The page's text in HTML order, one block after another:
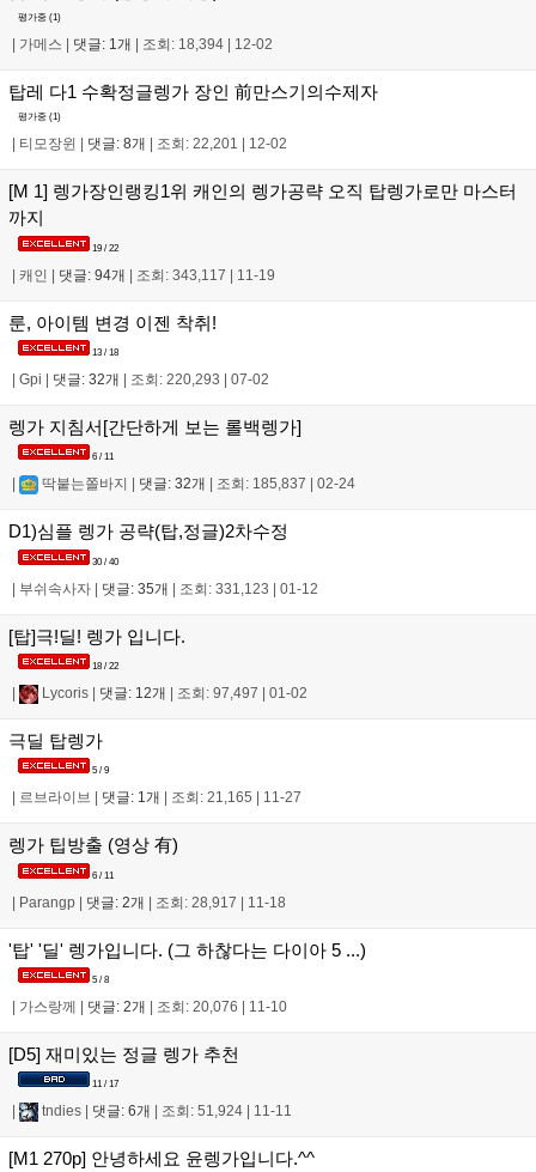
평가중 (1)
| 가메스 | 댓글: 1개 | 조회: 18,394 | 12-02
탑레 다1 수확정글렝가 장인 前만스기의수제자
평가중 (1)
티모장윈 댓글: 8개 조회: 22,201 12-02
[M 1] 렝가장인랭킹1위 캐인의 렝가공략 오직 탑렝가로만 마스터
까지
19 / 22
| 캐인 | 댓글: 94개 | 조회: 343,117 | 11-19
룬, 아이템 변경 이젠 착취!
13 / 18
| Gpi | 댓글: 32개 | 조회: 220,293 | 07-02
렝가 지침서[간단하게 보는 롤백렝가]
6 / 11
딱붙는쫄바지 댓글: 32개 조회: 185,837 02-24
D1)심플 렝가 공략(탑,정글)2차수정
30 / 40
| 부쉬속사자 | 댓글: 35개 | 조회: 331,123 | 01-12
[탑]극!딜! 렝가 입니다.
18 / 22
Lycoris 댓글: 12개 조회: 97,497 01-02
극딜 탑렝가
5 / 9
르브라이브 댓글: 1개 조회: 21,165 11-27
렝가 팁방출 (영상 有)
6 / 11
| Parangp | 댓글: 2개 | 조회: 28,917 | 11-18
'탑' '딜' 렝가입니다. (그 하찮다는 다이아 5 ...)
5 / 8
가스랑께 댓글: 2개 조회: 20,076 11-10
[D5] 재미있는 정글 렝가 추천
11 / 17
tndies 댓글: 6개 조회: 51,924 11-11
[M1 270p] 안녕하세요 윤렝가입니다.^^